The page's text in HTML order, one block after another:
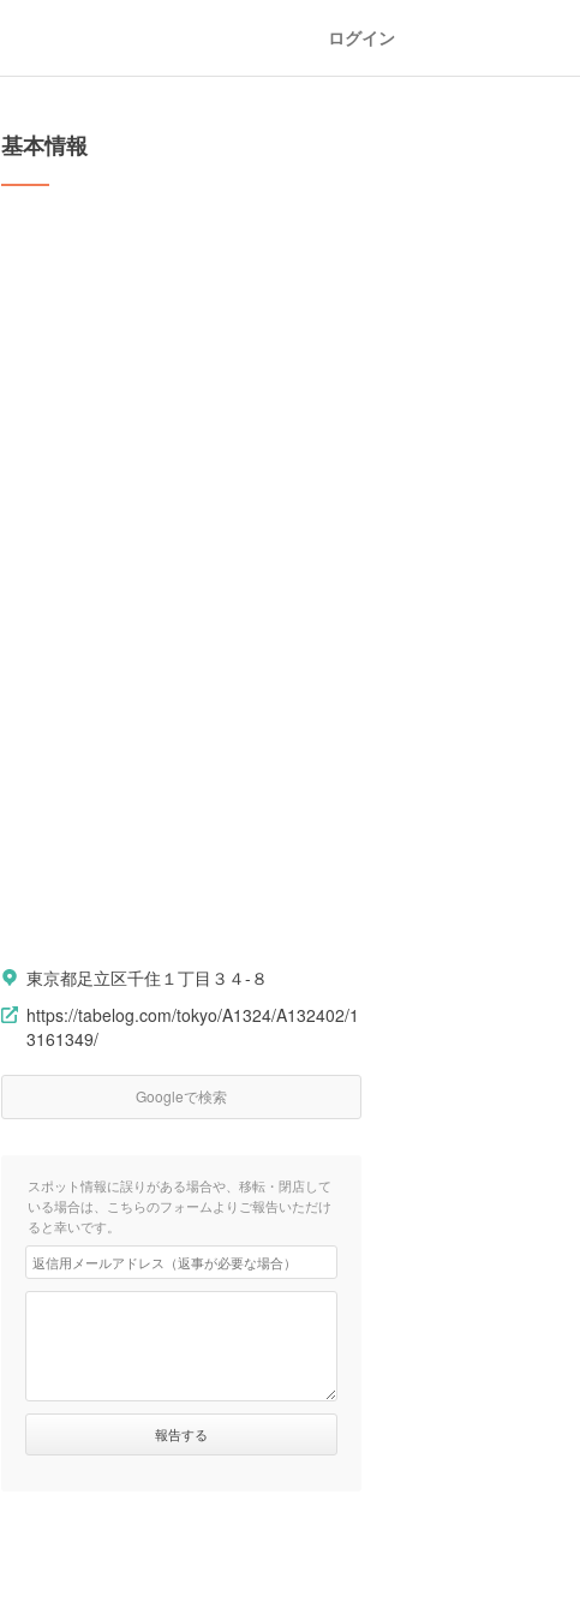
ログイン
基本情報
東京都足立区千住１丁目３４-８
https://tabelog.com/tokyo/A1324/A132402/1
3161349/
Googleで検索
スポット情報に誤りがある場合や、移転・閉店して
いる場合は、こちらのフォームよりご報告いただけ
ると幸いです。